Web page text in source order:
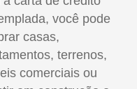
você pode
casas,
terrenos,
comerciais ou